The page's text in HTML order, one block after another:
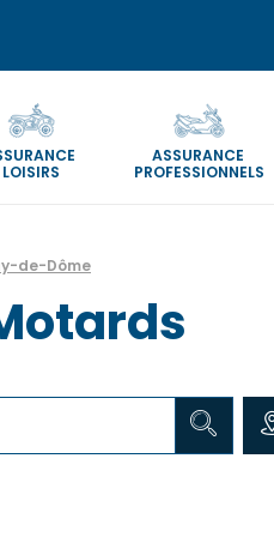
LOISIRS
ASSURANCE
PROFESSIONNELS
de-Dôme